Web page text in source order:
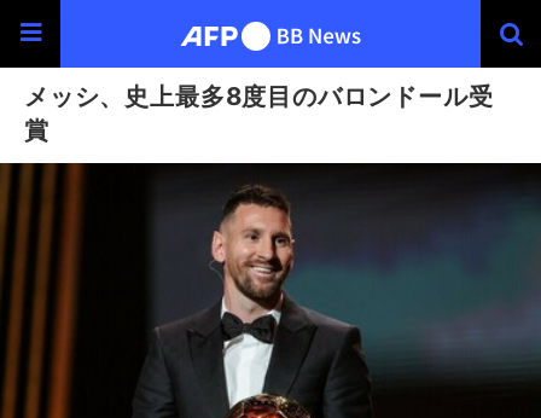
メッシ、史上最多8度目のバロンドール受
賞